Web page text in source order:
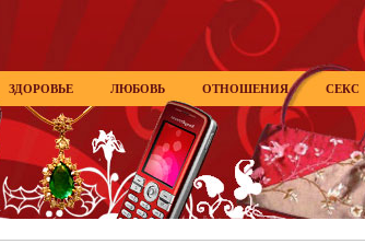
ЗДОРОВЬЕ ЛЮБОВЬ ОТНОШЕНИЯ СЕКС